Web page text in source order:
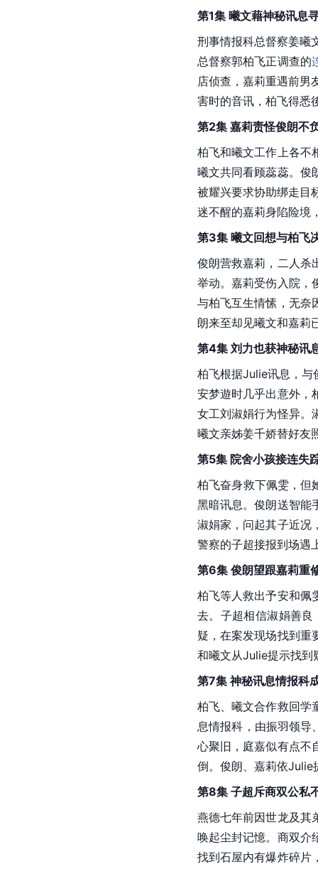
第1集 曦文藉神秘讯息
刑事情报科总督察姜曦
总督察郭柏飞正调查的
店侦查，嘉莉重遇前男
害时的音讯，柏飞得悉
第2集 嘉莉责怪俊朗不
柏飞和曦文工作上各不
曦文共同看顾蕊蕊。俊
被耀兴要求协助绑走目
迷不醒的嘉莉身陷险境
第3集 曦文回想与柏飞
俊朗营救嘉莉，二人杀
举动。嘉莉受伤入院，
与柏飞互生情愫，无奈
朗来至却见曦文和嘉莉
第4集 刘力也获神秘讯
柏飞根据Julie讯息，与
安梦遊时几乎出意外，
女工刘淑娟行为怪异。
曦文亲姊姜千娇替好友
第5集 院舍小孩接连失
柏飞奋身救下佩雯，但
黑暗讯息。俊朗送智能
淑娟家，问起其子近况
警察的子超接报到场遇
第6集 俊朗望跟嘉莉重
柏飞等人救出予安和佩
去。子超相信淑娟善
疑，在案发现场找到重
和曦文从Julie提示找到
第7集 神秘讯息情报科
柏飞、曦文合作救回学
息情报科，由振羽领导
心聚旧，庭嘉似有点不
倒。俊朗、嘉莉依Julie
第8集 子超斥商双公私
燕德七年前因世龙及其
唤起尘封记憶。商双介
找到石屋内有爆炸碎片